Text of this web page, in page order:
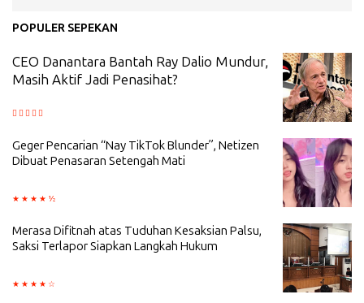
POPULER SEPEKAN
CEO Danantara Bantah Ray Dalio Mundur,
Masih Aktif Jadi Penasihat?
Geger Pencarian “Nay TikTok Blunder”, Netizen
Dibuat Penasaran Setengah Mati
Merasa Difitnah atas Tuduhan Kesaksian Palsu,
Saksi Terlapor Siapkan Langkah Hukum